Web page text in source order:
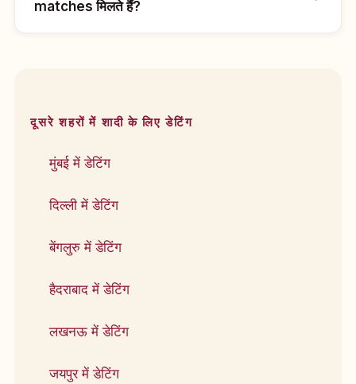
matches मिलते हैं?
दूसरे शहरों में शादी के लिए डेटिंग
मुंबई में डेटिंग
दिल्ली में डेटिंग
बेंगलुरु में डेटिंग
हैदराबाद में डेटिंग
लखनऊ में डेटिंग
जयपुर में डेटिंग